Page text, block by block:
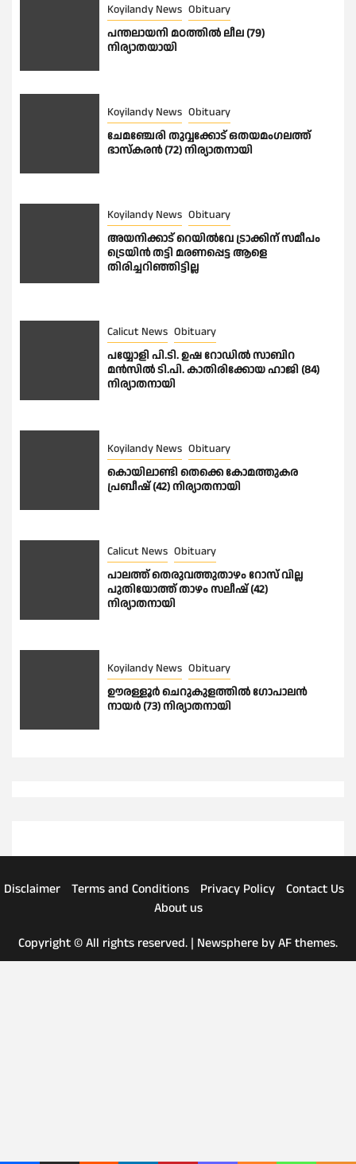
Koyilandy News Obituary
പന്തലായനി മഠത്തിൽ ലീല (79)
നിര്യാതയായി
Koyilandy News Obituary
ചേമഞ്ചേരി തുവ്വക്കോട് ഒതയമംഗലത്ത്
ഭാസ്കരൻ (72) നിര്യാതനായി
Koyilandy News Obituary
അയനിക്കാട് റെയിൽവേ ട്രാക്കിന് സമീപം
ട്രെയിൻ തട്ടി മരണപ്പെട്ട ആളെ
തിരിച്ചറിഞ്ഞിട്ടില്ല
Calicut News Obituary
പയ്യോളി പി.ടി. ഉഷ റോഡിൽ സാബിറ
മൻസിൽ ടി.പി. കാതിരിക്കോയ ഹാജി (84)
നിര്യാതനായി
Koyilandy News Obituary
കൊയിലാണ്ടി തെക്കെ കോമത്തുകര
പ്രബീഷ് (42) നിര്യാതനായി
Calicut News Obituary
പാലത്ത് തെരുവത്തുതാഴം റോസ് വില്ല
പുതിയോത്ത് താഴം സലീഷ് (42)
നിര്യാതനായി
Koyilandy News Obituary
ഊരള്ളൂര്‍ ചെറുകുളത്തിൽ ഗോപാലൻ
നായർ (73) നിര്യാതനായി
Disclaimer Terms and Conditions Privacy Policy
Contact Us
About us
Copyright © All rights reserved. | Newsphere by AF themes.